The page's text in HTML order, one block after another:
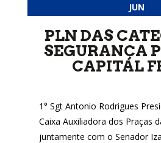
JUN
PLN DAS
SEGURANÇA
CAPITAL
1° Sgt Antonio Rodrigues
Caixa Auxiliadora dos Praças
juntamente com o Senador